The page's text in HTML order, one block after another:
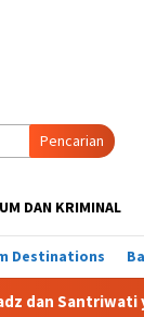
Pencarian
DAN KRIMINAL
Destinations
Bikin Ngeri